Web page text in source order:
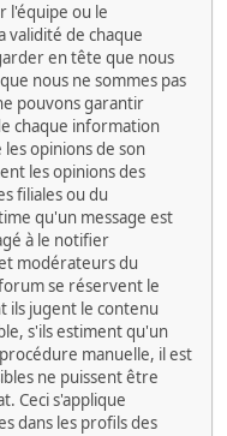
l'équipe ou le
de chaque
en tête que nous
nous ne sommes pas
pouvons garantir
chaque information
opinions de son
les opinions des
filiales ou du
qu'un message est
à le notifier
modérateurs du
se réservent le
ils jugent le contenu
s'ils estiment qu'un
manuelle, il est
ne puissent être
Ceci s'applique
dans les profils des